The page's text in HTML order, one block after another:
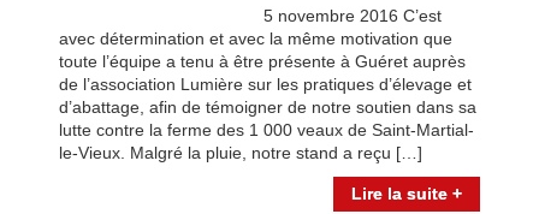
5 novembre 2016 C’est
avec détermination et avec la même motivation que
toute l’équipe a tenu à être présente à Guéret auprès
de l’association Lumière sur les pratiques d’élevage et
d’abattage, afin de témoigner de notre soutien dans sa
lutte contre la ferme des 1 000 veaux de Saint-Martial-
le-Vieux. Malgré la pluie, notre stand a reçu […]
Lire la suite +